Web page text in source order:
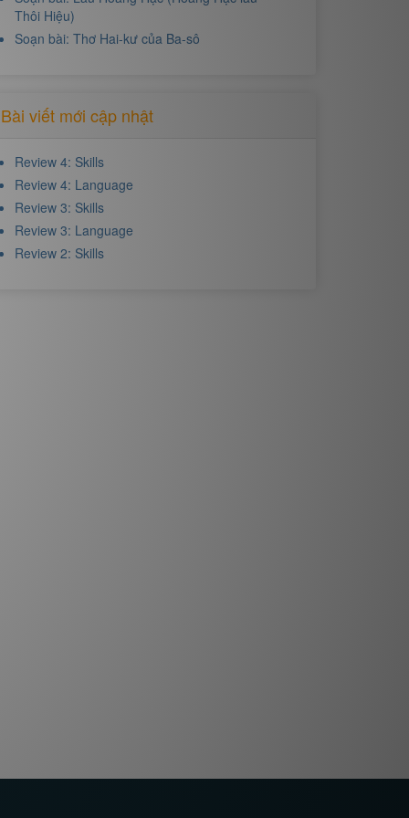
Thôi Hiệu)
Soạn bài: Thơ Hai-kư của Ba-sô
Bài viết mới cập nhật
Review 4: Skills
Review 4: Language
Review 3: Skills
Review 3: Language
Review 2: Skills